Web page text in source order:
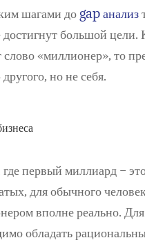
шагами доgap анализ
достигнут большой цели.
«миллионер», то
но не себя.
первый миллиард –
для обычного
вполне реально. Для
обладать